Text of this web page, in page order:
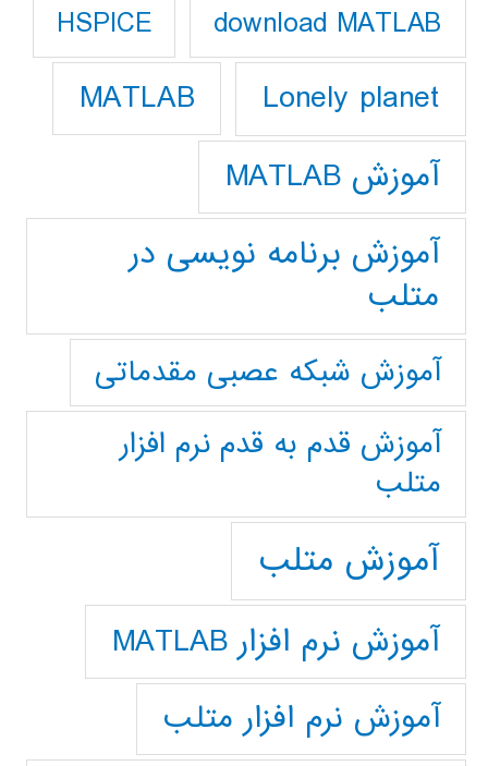
download MATLAB
HSPICE
Lonely planet
MATLAB
آموزش MATLAB
آموزش برنامه نویسی در
متلب
آموزش شبکه عصبی مقدماتی
آموزش قدم به قدم نرم افزار
متلب
آموزش متلب
آموزش نرم افزار MATLAB
آموزش نرم افزار متلب